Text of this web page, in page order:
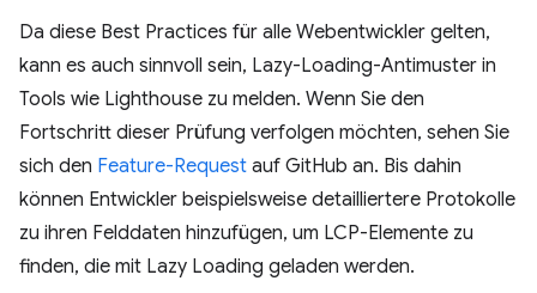
Da diese Best Practices für alle Webentwickler gelten,
kann es auch sinnvoll sein, Lazy-Loading-Antimuster in
Tools wie Lighthouse zu melden. Wenn Sie den
Fortschritt dieser Prüfung verfolgen möchten, sehen Sie
sich den Feature-Request auf GitHub an. Bis dahin
können Entwickler beispielsweise detailliertere Protokolle
zu ihren Felddaten hinzufügen, um LCP-Elemente zu
finden, die mit Lazy Loading geladen werden.